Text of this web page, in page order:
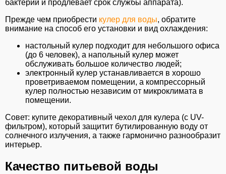
бактерий и продлевает срок службы аппарата).
Прежде чем приобрести кулер для воды, обратите
внимание на способ его установки и вид охлаждения:
настольный кулер подходит для небольшого офиса
(до 6 человек), а напольный кулер может
обслуживать большое количество людей;
электронный кулер устанавливается в хорошо
проветриваемом помещении, а компрессорный
кулер полностью независим от микроклимата в
помещении.
Совет: купите декоративный чехол для кулера (с UV-
фильтром), который защитит бутилированную воду от
солнечного излучения, а также гармонично разнообразит
интерьер.
Качество питьевой воды